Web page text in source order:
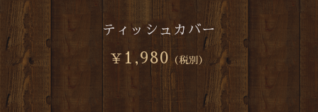
ティッシュカバー
￥ 1,980